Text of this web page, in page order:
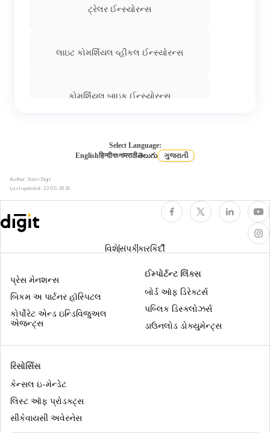
ટ્રેલર ઈન્સ્યોરન્સ
લાઇટ કોમર્શિયલ વ્હીકલ ઈન્સ્યોરન્સ
કોમર્શિયલ બાઇક ઈન્સ્યોરન્સ
કોમર્શિયલ વેન ઇન્સ્યોરન્સ
તૃતીય-પક્ષ વાણિજ્યિક વાહન વીમો
Select Language:
Englishहिन्दीবাংলাमराठीతెలుగు ગુજરાતી
Author: Team Digit
Last updated: 22-05-2026
વિશેસંપર્કકારકિર્દી
રિસોર્સિસ
કેન્સલ ઇ-મેન્ડેટ
લિસ્ટ ઑફ પ્રોડક્ટ્સ
સીકેવાયસી અવેરનેસ
પ્રેસ મેનશન્સ
બિકમ અ પાર્ટનર હૉસ્પિટલ
કોર્પોરેટ એન્ડ ઇન્ડિવિજુઅલ
એજન્ટ્સ
ઈમ્પોર્ટન્ટ લિંક્સ
બોર્ડ ઑફ ડિરેક્ટર્સ
પબ્લિક ડિસ્ક્લોઝર્સ
ડાઉનલોડ ડોક્યુમેન્ટ્સ